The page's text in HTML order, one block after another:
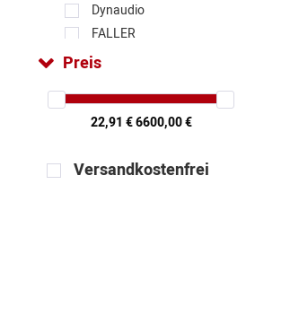
Dynaudio
FALLER
Focal
LENCO
LG
Monacor
Preis
22,91 €6600,00 €
Versandkostenfrei